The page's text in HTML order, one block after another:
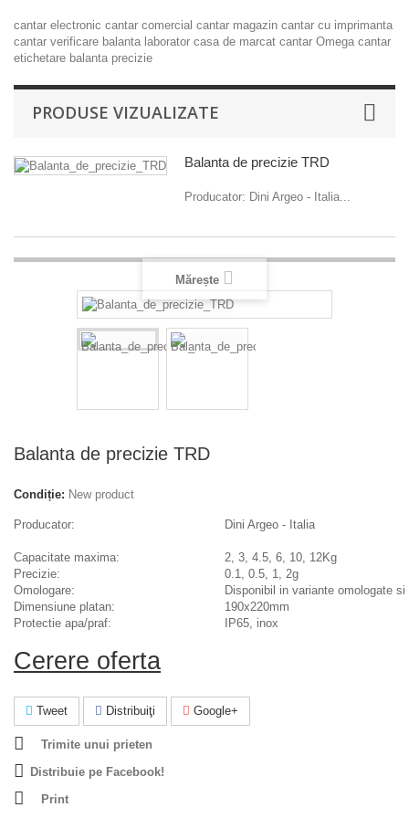
cantar electronic cantar comercial cantar magazin cantar cu imprimanta
cantar verificare balanta laborator casa de marcat cantar Omega cantar
etichetare balanta precizie
PRODUSE VIZUALIZATE
Balanta de precizie TRD
Producator: Dini Argeo - Italia...
Mărește
Balanta de precizie TRD
Condiție: New product
Producator: Dini Argeo - Italia
Capacitate maxima:
2, 3, 4.5, 6, 10, 12Kg
Precizie:
0.1, 0.5, 1, 2g
Omologare:
Disponibil in variante omologate si
Dimensiune platan:
190x220mm
Protectie apa/praf:
IP65, inox
Cerere oferta
Tweet Distribuiţi Google+
Trimite unui prieten
Distribuie pe Facebook!
Print